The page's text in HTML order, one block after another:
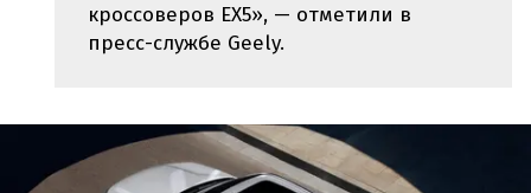
кроссоверов EX5», — отметили в
пресс-службе Geely.